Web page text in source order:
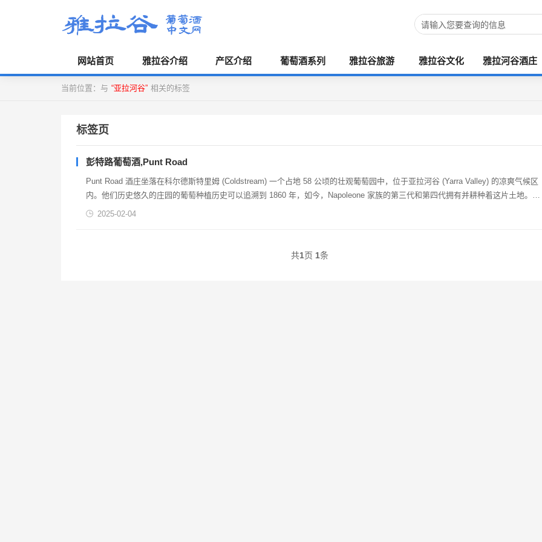
网站首页 雅拉谷介绍 产区介绍 葡萄酒系列 雅拉谷旅游 雅拉谷文化 雅拉河谷酒庄
当前位置：与 “亚拉河谷” 相关的标签
标签页
彭特路葡萄酒,Punt Road
Punt Road 酒庄坐落在科尔德斯特里姆 (Coldstream) 一个占地 58 公顷的壮观葡萄园中，位于亚拉河谷 (Yarra Valley) 的凉爽气候区
内。他们历史悠久的庄园的葡萄种植历史可以追溯到 1860 年，如今，Napoleone 家族的第三代和第四代拥有并耕种着这片土地。他
们欢...
2025-02-04
共1页 1条